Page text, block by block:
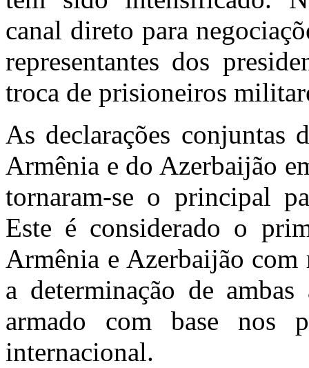
canal direto para
representantes dos
troca de prisioneiros
As declarações conjuntas
Armênia e do Azerbaijão
tornaram-se o principal
Este é considerado o
Armênia e Azerbaijão com
a determinação de
armado com base nos
internacional.